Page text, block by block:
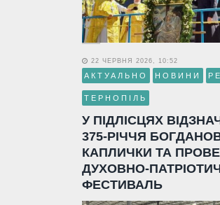
22 ЧЕРВНЯ 2026, 10:52
АКТУАЛЬНО НОВИНИ
ТЕРНОПІЛЬ
У ПІДЛІСЦЯХ
375-РІЧЧЯ
КАПЛИЧКИ ТА
ДУХОВНО-
ФЕСТИВАЛЬ